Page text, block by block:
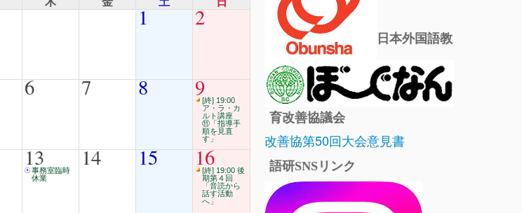
1 2
6 7 8 9[終] 19:00
ア・ラ・カ
ルト講座
⑪「指導手
順を見直
す」
13
事務室臨時
休業
14 15 16
[終] 19:00 後
期第４回
「音読から
話す活動
へ」
日本外国語教
育改善協議会
改善協第50回大会意見書
語研SNSリンク